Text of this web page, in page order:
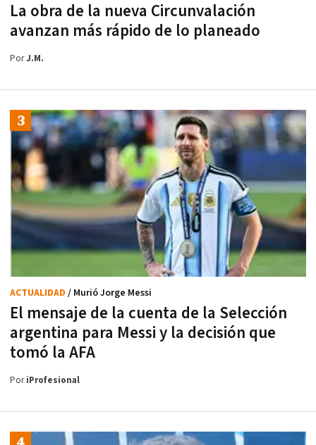
La obra de la nueva Circunvalación
avanzan más rápido de lo planeado
PorJ.M.
El mensaje de la cuenta de la Selección
argentina para Messi y la decisión que
tomó la AFA
ACTUALIDAD / Murió Jorge Messi
PoriProfesional